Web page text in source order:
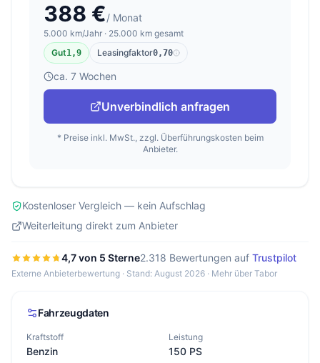
388 €/ Monat
5.000 km/Jahr · 25.000 km gesamt
Gut1,9 Leasingfaktor0,70
ca. 7 Wochen
Unverbindlich anfragen
* Preise inkl. MwSt., zzgl. Überführungskosten beim
Anbieter.
Kostenloser Vergleich — kein Aufschlag
Weiterleitung direkt zum Anbieter
4,7 von 5 Sterne2.318 Bewertungen auf Trustpilot
Externe Anbieterbewertung · Stand: August 2026 · Mehr über Tabor
Fahrzeugdaten
Kraftstoff
Benzin
Leistung
150 PS